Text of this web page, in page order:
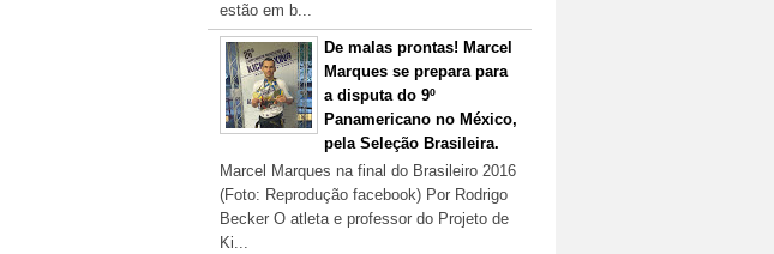
estão em b...
De malas prontas! Marcel
Marques se prepara para
a disputa do 9º
Panamericano no México,
pela Seleção Brasileira.
Marcel Marques na final do Brasileiro 2016
(Foto: Reprodução facebook) Por Rodrigo
Becker O atleta e professor do Projeto de
Ki...